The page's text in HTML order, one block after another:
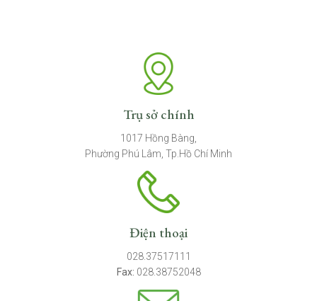
Trụ sở chính
1017 Hồng Bàng,
Phường Phú Lâm, Tp.Hồ Chí Minh
Điện thoại
028.37517111
Fax: 028.38752048